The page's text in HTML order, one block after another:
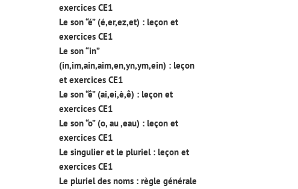
exercices CE1
Le son “é” (é,er,ez,et) : leçon et
exercices CE1
Le son “in”
(in,im,ain,aim,en,yn,ym,ein) : leçon
et exercices CE1
Le son “ê” (ai,ei,è,ê) : leçon et
exercices CE1
Le son “o” (o, au ,eau) : leçon et
exercices CE1
Le singulier et le pluriel : leçon et
exercices CE1
Le pluriel des noms : règle générale